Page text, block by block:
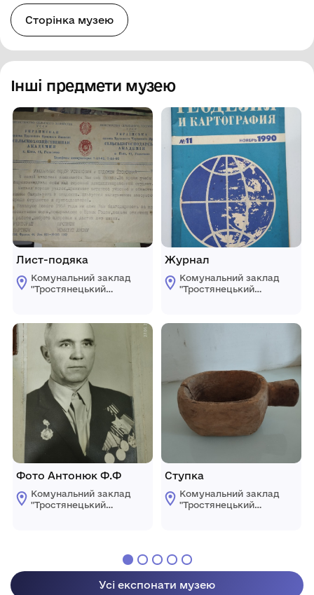
Сторінка музею
Інші предмети музею
Лист-подяка
Комунальний заклад
"Тростянецький
Фото Антонюк Ф.Ф
Комунальний заклад
"Тростянецький
Журнал
Комунальний заклад
"Тростянецький
Ступка
Комунальний заклад
"Тростянецький
Усі експонати музею